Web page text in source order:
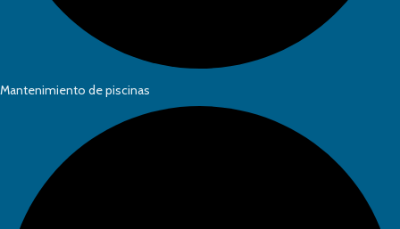
Mantenimiento de piscinas